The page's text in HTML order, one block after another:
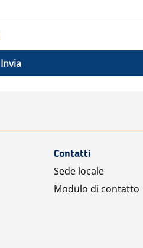
Invia
Contatti
Sede locale
Modulo di contatto